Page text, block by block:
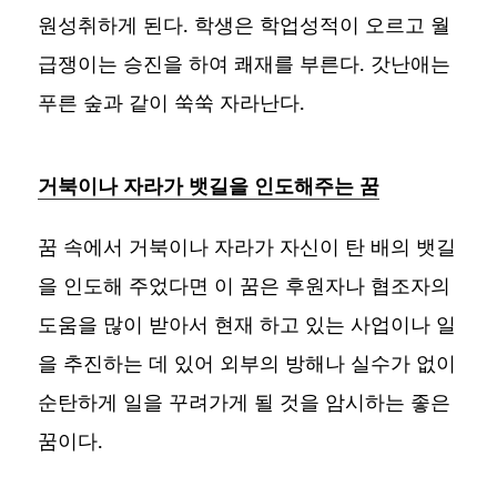
원성취하게 된다. 학생은 학업성적이 오르고 월
급쟁이는 승진을 하여 쾌재를 부른다. 갓난애는
푸른 숲과 같이 쑥쑥 자라난다.
거북이나 자라가 뱃길을 인도해주는 꿈
꿈 속에서 거북이나 자라가 자신이 탄 배의 뱃길
을 인도해 주었다면 이 꿈은 후원자나 협조자의
도움을 많이 받아서 현재 하고 있는 사업이나 일
을 추진하는 데 있어 외부의 방해나 실수가 없이
순탄하게 일을 꾸려가게 될 것을 암시하는 좋은
꿈이다.